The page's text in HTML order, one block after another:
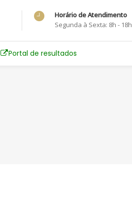
Horário de Atendimento
Segunda à Sexta: 8h - 18h
Portal de resultados